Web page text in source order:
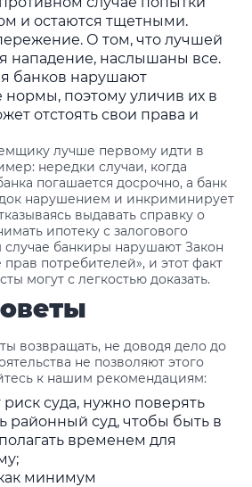
и остаются тщетными.
О том, что лучшей
нападение, наслышаны все.
банков нарушают
нормы, поэтому уличив их в
отстоять свои права и
лучше первому идти в
нередки случаи, когда
погашается досрочно, а банк
нарушением и инкриминирует
выдавать справку о
ипотеку с залогового
случае банкиры нарушают Закон
потребителей», и этот факт
могут с легкостью доказать.
возвращать, не доводя дело до
не позволяют этого
к нашим рекомендациям:
суда, нужно поверять
районный суд, чтобы быть в
временем для
минимум